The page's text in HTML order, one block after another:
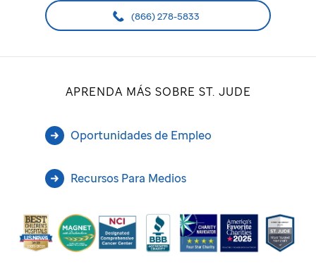
(866) 278-5833
APRENDA MÁS SOBRE ST. JUDE
Oportunidades de Empleo
Recursos Para Medios